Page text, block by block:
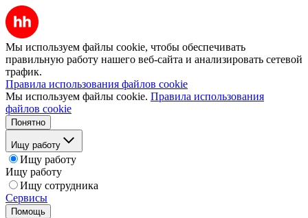
Мы используем файлы cookie, чтобы обеспечивать
правильную работу нашего веб-сайта и анализировать сетевой
трафик.
Правила использования файлов cookie
Мы используем файлы cookie. Правила использования
файлов cookie
Понятно
Ищу работу
Ищу работу
Ищу работу
Ищу сотрудника
Сервисы
Помощь